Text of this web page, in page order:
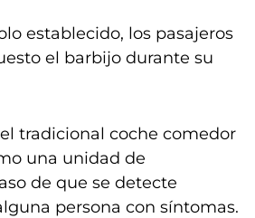
establecido, los pasajeros
el barbijo durante su
tradicional coche comedor
una unidad de
de que se detecte
persona con síntomas.